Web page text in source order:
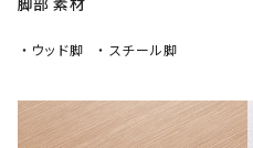
・ウッド脚 ・スチール脚